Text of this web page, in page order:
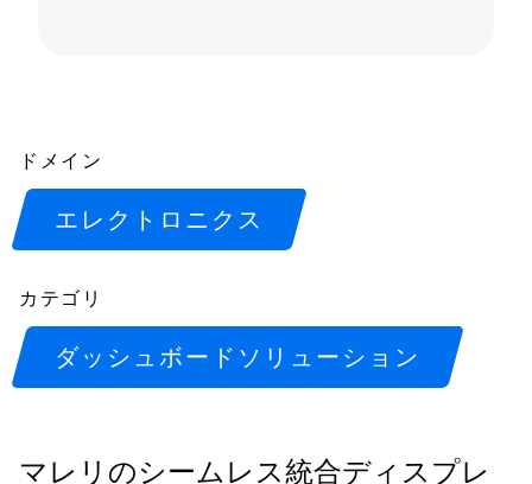
ドメイン
エレクトロニクス
カテゴリ
ダッシュボードソリューション
マレリのシームレス統合ディスプレ